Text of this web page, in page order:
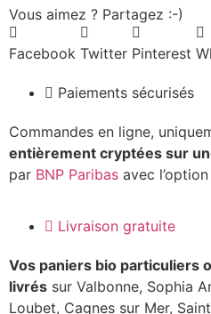
Vous aimez ? Partagez :-)
Facebook Twitter Pinterest
Paiements sécurisés
Commandes en ligne,
entièrement cryptées sur
par BNP Paribas avec
Livraison gratuite
Vos paniers bio particuliers
livrés sur Valbonne, Sophia
Loubet, Cagnes sur Mer,